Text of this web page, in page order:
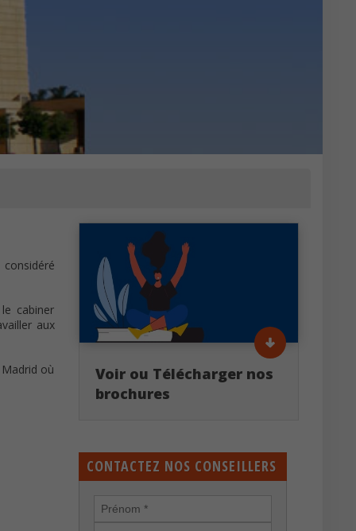
cabiner
aux
où
Voir ou Télécharger nos
brochures
CONTACTEZ NOS CONSEILLERS